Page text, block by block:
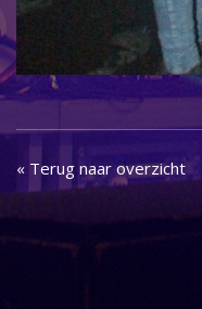
« Terug naar overzicht